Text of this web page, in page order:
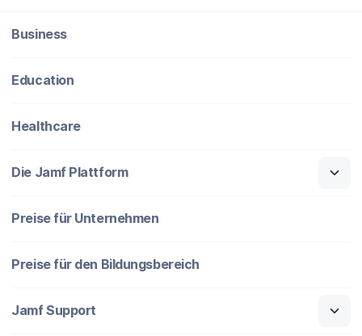
Business
Education
Healthcare
Die Jamf Plattform
Preise für Unternehmen
Preise für den Bildungsbereich
Jamf Support